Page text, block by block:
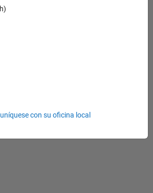
Infrastructure Engineer
|
con su oficina local